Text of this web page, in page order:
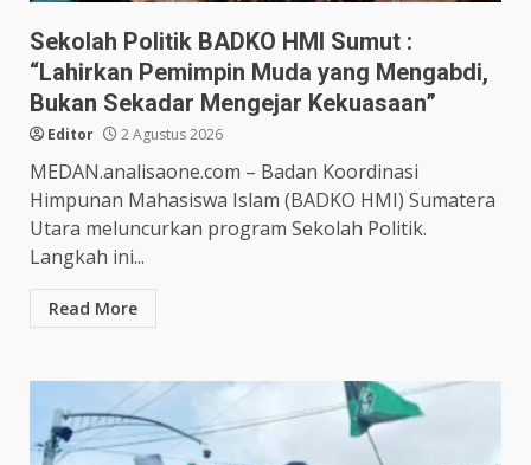
Sekolah Politik BADKO HMI Sumut :
“Lahirkan Pemimpin Muda yang Mengabdi,
Bukan Sekadar Mengejar Kekuasaan”
Editor 2 Agustus 2026
MEDAN.analisaone.com – Badan Koordinasi
Himpunan Mahasiswa Islam (BADKO HMI) Sumatera
Utara meluncurkan program Sekolah Politik.
Langkah ini...
Read More